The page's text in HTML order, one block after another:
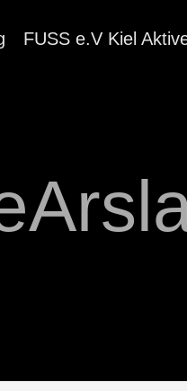
FUSS e.V Kiel